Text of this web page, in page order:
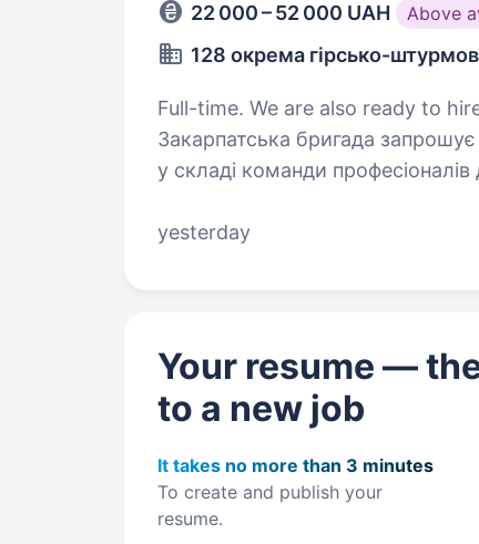
22 000 – 52 000 UAH Above
128 окрема гірсько-
Full-time. We are also ready to hire a student. 128 окрема
Закарпатська бригада
у складі команди
yesterday
Your resume —
to a new job
It takes no more than 3 minutes
To create and publish your
resume.